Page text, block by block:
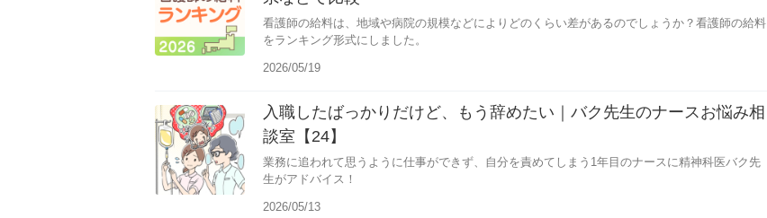
看護師の給料は、地域や病院の規模などによりどのくらい差があるのでしょうか？看護師の給料
をランキング形式にしました。
2026/05/19
入職したばっかりだけど、もう辞めたい｜バク先生のナースお悩み相
談室【24】
業務に追われて思うように仕事ができず、自分を責めてしまう1年目のナースに精神科医バク先
生がアドバイス！
2026/05/13